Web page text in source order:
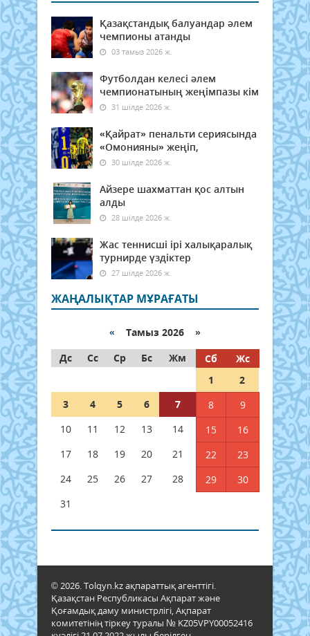
Қазақстандық балуандар әлем
чемпионы атанды
03 тамыз 2026 ж.
Футболдан келесі әлем
чемпионатының жеңімпазы кім
31 шілде 2026 ж.
«Қайрат» пенальти сериясында
«Омонияны» жеңіп,
30 шілде 2026 ж.
Айзере шахматтан қос алтын
алды
28 шілде 2026 ж.
Жас теннисші ірі халықаралық
турнирде үздіктер
27 шілде 2026 ж.
ЖАҢАЛЫҚТАР МҰРАҒАТЫ
« Тамыз 2026 »
Дс
Сс Ср Бс Жм Сб
Жс
1
2
3
4 5 6 7 8
9
10
11 12 13 14 15
16
17
18 19 20 21 22
23
24
25 26 27 28 29
30
31
© 2026. Tolqyn.kz ақпараттық агенттігі.
Қазақстан Республикасы Ақпарат және
Қоғамдық даму министрлігі, Ақпарат
комитетінің тіркеу туралы № KZ05VPY00052416